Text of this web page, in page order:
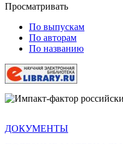
Просматривать
По выпускам
По авторам
По названию
ДОКУМЕНТЫ